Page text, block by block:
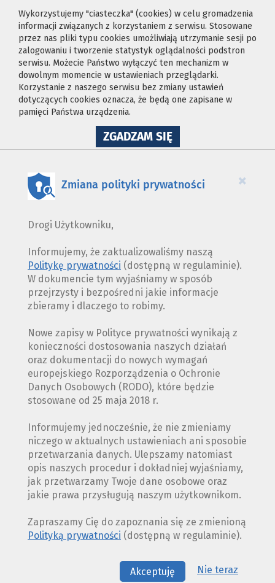
Wykorzystujemy "ciasteczka" (cookies) w celu gromadzenia
informacji związanych z korzystaniem z serwisu. Stosowane
przez nas pliki typu cookies umożliwiają utrzymanie sesji po
zalogowaniu i tworzenie statystyk oglądalności podstron
serwisu. Możecie Państwo wyłączyć ten mechanizm w
dowolnym momencie w ustawieniach przeglądarki.
Korzystanie z naszego serwisu bez zmiany ustawień
dotyczących cookies oznacza, że będą one zapisane w
pamięci Państwa urządzenia.
ZGADZAM SIĘNA
WYKORZYSTANIE
×
Zmiana polityki prywatności
Drogi Użytkowniku,
Informujemy, że zaktualizowaliśmy naszą
Politykę prywatności (dostępną w regulaminie).
W dokumencie tym wyjaśniamy w sposób
przejrzysty i bezpośredni jakie informacje
zbieramy i dlaczego to robimy.
Nowe zapisy w Polityce prywatności wynikają z
konieczności dostosowania naszych działań
oraz dokumentacji do nowych wymagań
europejskiego Rozporządzenia o Ochronie
Danych Osobowych (RODO), które będzie
stosowane od 25 maja 2018 r.
Informujemy jednocześnie, że nie zmieniamy
niczego w aktualnych ustawieniach ani sposobie
przetwarzania danych. Ulepszamy natomiast
opis naszych procedur i dokładniej wyjaśniamy,
jak przetwarzamy Twoje dane osobowe oraz
jakie prawa przysługują naszym użytkownikom.
Zapraszamy Cię do zapoznania się ze zmienioną
Polityką prywatności (dostępną w regulaminie).
Akceptuję Nie teraz